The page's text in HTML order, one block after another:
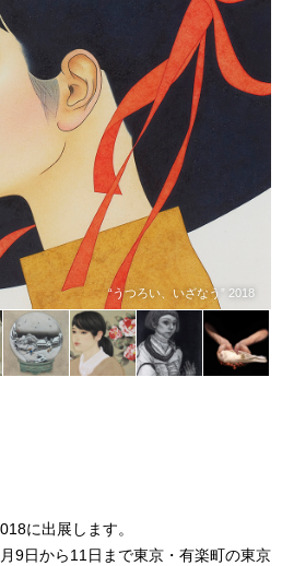
“うつろい、いざなう” 2018
に出展します。
9日から11日まで東京・有楽町の東京